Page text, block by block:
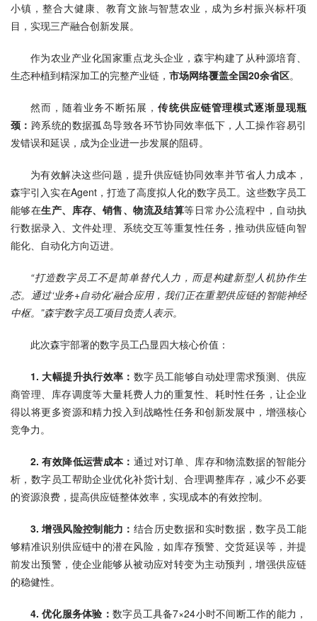
小镇，整合大健康、教育文旅与智慧农业，成为乡村振兴标杆项
目，实现三产融合创新发展。
作为农业产业化国家重点龙头企业，森宇构建了从种源培育、
生态种植到精深加工的完整产业链， 市场网络覆盖全国20余省区。
然而，随着业务不断拓展，传统供应链管理模式逐渐显现瓶
颈： 跨系统的数据孤岛导致各环节协同效率低下，人工操作容易引
发错误和延误，成为企业进一步发展的阻碍。
为有效解决这些问题，提升供应链协同效率并节省人力成本，
森宇引入实在Agent，打造了高度拟人化的数字员工。这些数字员工
能够在生产、库存、销售、物流及结算等日常办公流程中，自动执
行数据录入、文件处理、系统交互等重复性任务，推动供应链向智
能化、自动化方向迈进。
“打造数字员工不是简单替代人力，而是构建新型人机协作生
态。通过‘业务+自动化’融合应用，我们正在重塑供应链的智能神经
中枢。”森宇数字员工项目负责人表示。
此次森宇部署的数字员工凸显四大核心价值：
1. 大幅提升执行效率： 数字员工能够自动处理需求预测、供应
商管理、库存调度等大量耗费人力的重复性、耗时性任务，让企业
得以将更多资源和精力投入到战略性任务和创新发展中，增强核心
竞争力。
2. 有效降低运营成本： 通过对订单、库存和物流数据的智能分
析，数字员工帮助企业优化补货计划、合理调整库存，减少不必要
的资源浪费，提高供应链整体效率，实现成本的有效控制。
3. 增强风险控制能力： 结合历史数据和实时数据，数字员工能
够精准识别供应链中的潜在风险，如库存预警、交货延误等，并提
前发出预警，使企业能够从被动应对转变为主动预判，增强供应链
的稳健性。
4. 优化服务体验： 数字员工具备7×24小时不间断工作的能力，